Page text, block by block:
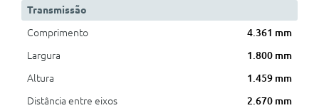
Transmissão
Comprimento
4.361 mm
Largura
1.800 mm
Altura
1.459 mm
Distância entre eixos
2.670 mm